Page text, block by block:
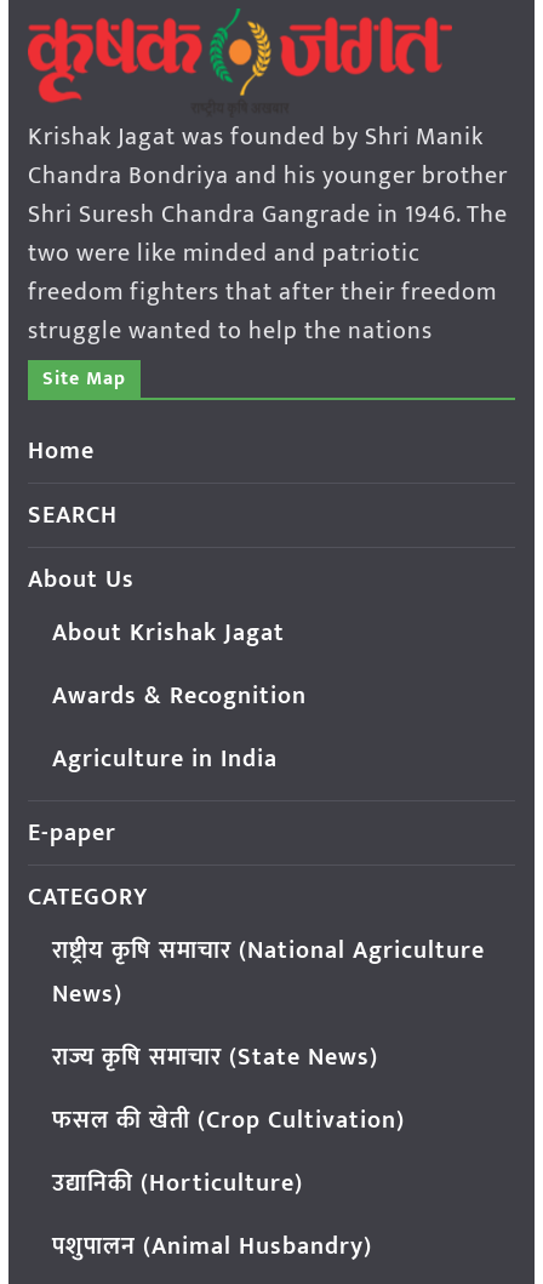
Krishak Jagat was founded by Shri Manik
Chandra Bondriya and his younger brother
Shri Suresh Chandra Gangrade in 1946. The
two were like minded and patriotic
freedom fighters that after their freedom
struggle wanted to help the nations
Site Map
Home
SEARCH
About Us
About Krishak Jagat
Awards & Recognition
Agriculture in India
E-paper
CATEGORY
राष्ट्रीय कृषि समाचार (National Agriculture
News)
राज्य कृषि समाचार (State News)
फसल की खेती (Crop Cultivation)
उद्यानिकी (Horticulture)
पशुपालन (Animal Husbandry)